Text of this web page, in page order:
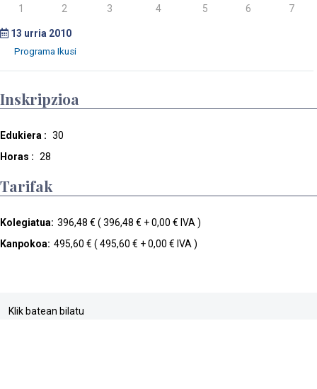
1 2 3 4 5 6 7
13 urria 2010
Inskripzioa
Edukiera : 30
Horas : 28
Tarifak
Kolegiatua: 396,48 € ( 396,48 € + 0,00 € IVA )
Kanpokoa: 495,60 € ( 495,60 € + 0,00 € IVA )
Klik batean bilatu